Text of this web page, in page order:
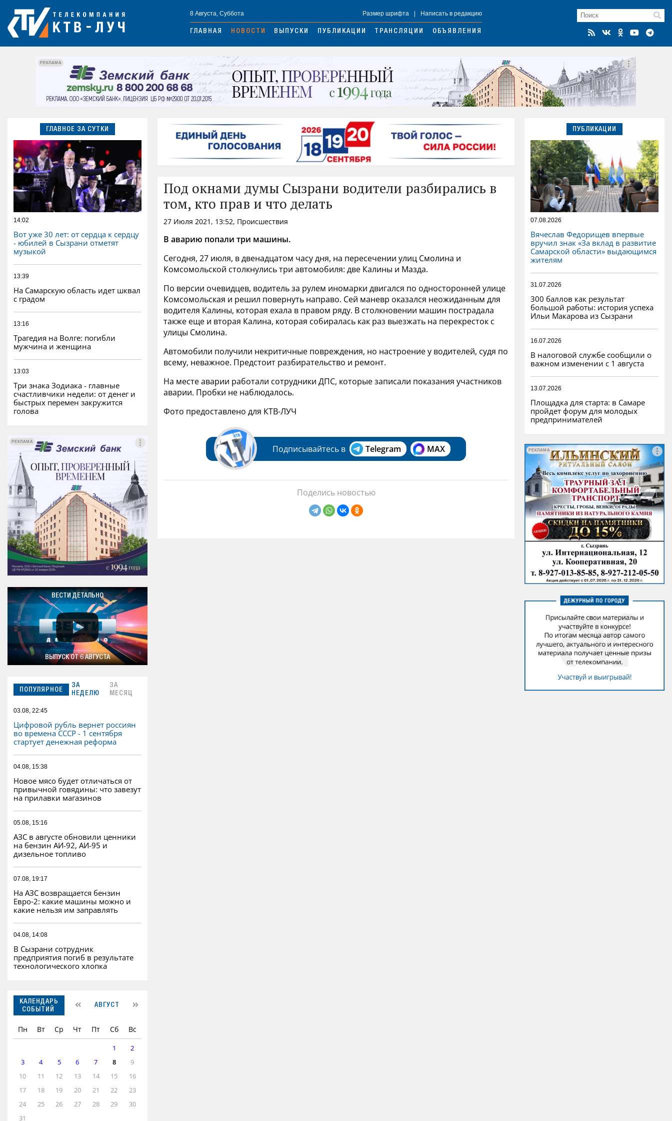
8 Августа, Суббота Размер шрифта Написать в редакцию
ГЛАВНАЯ НОВОСТИ ВЫПУСКИ ПУБЛИКАЦИИ ТРАНСЛЯЦИИ ОБЪЯВЛЕНИЯ
РЕКЛАМА
ГЛАВНОЕ ЗА СУТКИ
14:02
Вот уже 30 лет: от сердца к сердцу
- юбилей в Сызрани отметят
музыкой
13:39
На Самарскую область идет шквал
с градом
13:16
Трагедия на Волге: погибли
мужчина и женщина
13:03
Три знака Зодиака - главные
счастливчики недели: от денег и
быстрых перемен закружится
голова
РЕКЛАМА
РЕКЛАМА
ВЕСТИ ДЕТАЛЬНО
ВЫПУСК ОТ 6 АВГУСТА
ПОПУЛЯРНОЕ
ЗА
НЕДЕЛЮ
ЗА
МЕСЯЦ
03.08, 22:45
Цифровой рубль вернет россиян
во времена СССР - 1 сентября
стартует денежная реформа
04.08, 15:38
Новое мясо будет отличаться от
привычной говядины: что завезут
на прилавки магазинов
05.08, 15:16
АЗС в августе обновили ценники
на бензин АИ-92, АИ-95 и
дизельное топливо
07.08, 19:17
На АЗС возвращается бензин
Евро‑2: какие машины можно и
какие нельзя им заправлять
04.08, 14:08
В Сызрани сотрудник
предприятия погиб в результате
технологического хлопка
КАЛЕНДАРЬ
СОБЫТИЙ
АВГУСТ
Пн Вт Ср Чт Пт Сб Вс
1
2
3
4 5 6 7 8
9
10
11 12 13 14 15
16
17
18 19 20 21 22
23
24
25 26 27 28 29
30
31
Под окнами думы Сызрани водители разбирались в
том, кто прав и что делать
27 Июля 2021, 13:52, Происшествия
В аварию попали три машины.
Сегодня, 27 июля, в двенадцатом часу дня, на пересечении улиц Смолина и
Комсомольской столкнулись три автомобиля: две Калины и Мазда.
По версии очевидцев, водитель за рулем иномарки двигался по односторонней улице
Комсомольская и решил повернуть направо. Сей маневр оказался неожиданным для
водителя Калины, которая ехала в правом ряду. В столкновении машин пострадала
также еще и вторая Калина, которая собиралась как раз выезжать на перекресток с
улицы Смолина.
Автомобили получили некритичные повреждения, но настроение у водителей, судя по
всему, неважное. Предстоит разбирательство и ремонт.
На месте аварии работали сотрудники ДПС, которые записали показания участников
аварии. Пробки не наблюдалось.
Фото предоставлено для КТВ-ЛУЧ
Подписывайтесь в Telegram MAX
Поделись новостью
ПУБЛИКАЦИИ
07.08.2026
Вячеслав Федорищев впервые
вручил знак «За вклад в развитие
Самарской области» выдающимся
жителям
31.07.2026
300 баллов как результат
большой работы: история успеха
Ильи Макарова из Сызрани
16.07.2026
В налоговой службе сообщили о
важном изменении с 1 августа
13.07.2026
Площадка для старта: в Самаре
пройдет форум для молодых
предпринимателей
РЕКЛАМА